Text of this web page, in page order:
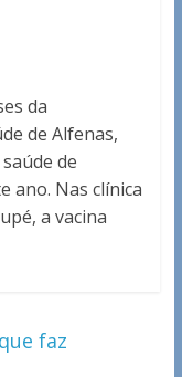
da
de Alfenas,
de
ano. Nas clínica
a vacina
faz